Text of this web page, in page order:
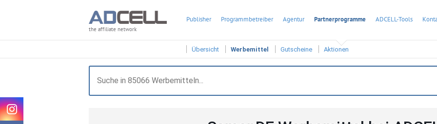
the affiliate network
Publisher Programmbetreiber Agentur Partnerprogramme ADCELL-Tools
Übersicht Werbemittel Gutscheine Aktionen